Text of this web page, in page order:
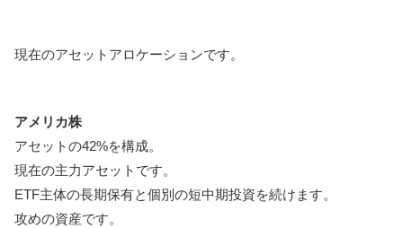
現在のアセットアロケーションです。
アメリカ株
アセットの42%を構成。
現在の主力アセットです。
ETF主体の長期保有と個別の短中期投資を続けます。
攻めの資産です。